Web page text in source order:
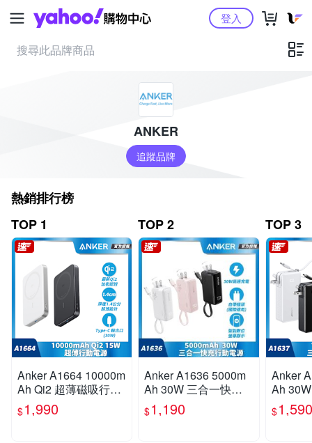
Yahoo購物中心登入
ANKER
追蹤品牌
熱銷排行榜
TOP 1
Anker A1664 10000m
Ah Qi2 超薄磁吸行動
電源
$1,990
TOP 2
Anker A1636 5000m
Ah 30W 三合一快充
行動電源(國際通用插
頭)
$1,190
TOP 3
Anker
Ah
插頭
際通用
$1,590